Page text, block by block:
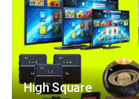
High Square